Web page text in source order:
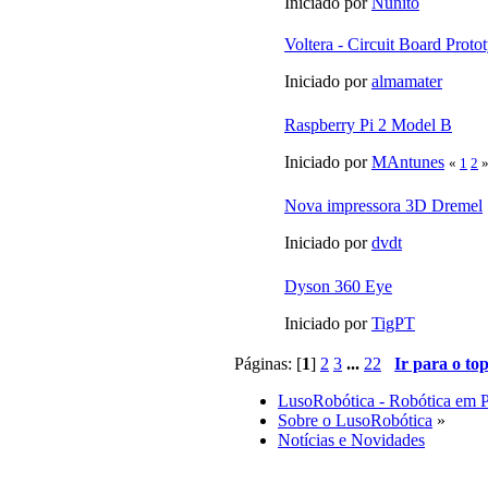
Voltera - Circuit Board
Iniciado poralmamater
Raspberry Pi 2 Model B
Iniciado porMAntunes « 1 2 »
Nova impressora 3D Dremel
Iniciado pordvdt
Dyson 360 Eye
Iniciado porTigPT
Páginas: [1] 2 3 ... 22
Ir para o
LusoRobótica - Robótica em
Sobre o LusoRobótica »
Notícias e Novidades